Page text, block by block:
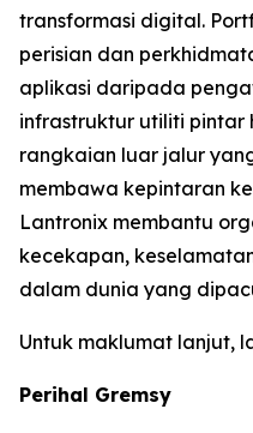
transformasi digital.
perisian dan
aplikasi daripada
infrastruktur utiliti pintar
rangkaian luar jalur
membawa kepintaran
Lantronix membantu
kecekapan,
dalam dunia yang
Untuk maklumat lanjut,
Perihal Gremsy